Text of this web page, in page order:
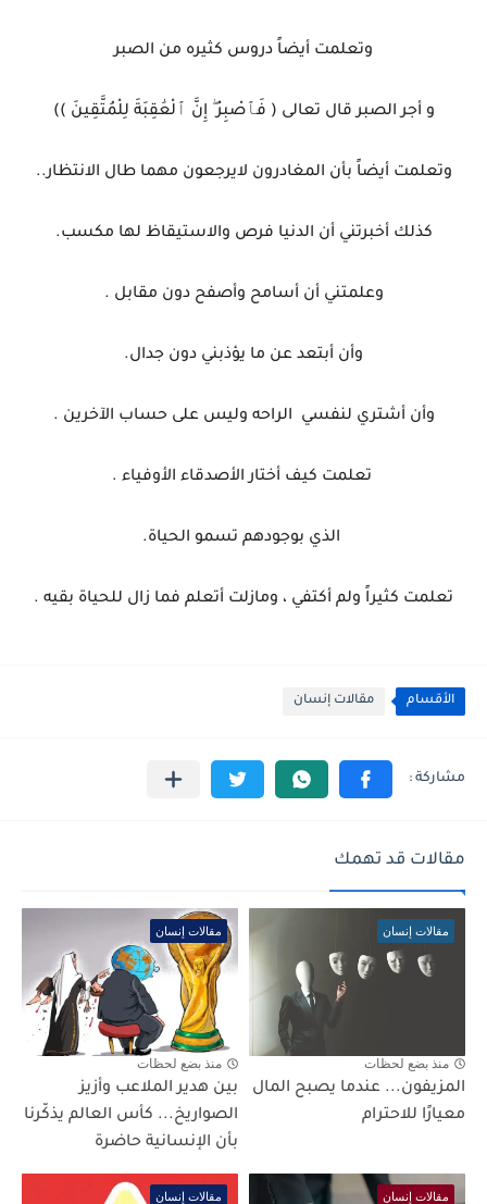
‏وتعلمت أيضاً دروس كثيره من الصبر
‏و أجر الصبر قال تعالى ( فَٱصْبِرْ ۖ إِنَّ ٱلْعَٰقِبَةَ لِلْمُتَّقِينَ ))
‏وتعلمت أيضاً بأن المغادرون لايرجعون مهما طال الانتظار..
‏كذلك أخبرتني أن الدنيا فرص والاستيقاظ لها مكسب.
‏وعلمتني أن أسامح وأصفح دون مقابل .
‏وأن أبتعد عن ما يؤذبني دون جدال.
‏وأن أشتري لنفسي الراحه وليس على حساب الآخرين .
‏ تعلمت كيف أختار الأصدقاء الأوفياء .
‏ الذي بوجودهم تسمو الحياة.
‏تعلمت كثيراً ولم أكتفي ، ومازلت أتعلم فما زال للحياة بقيه .
الأقسام مقالات إنسان
مقالات قد تهمك
مقالات إنسان
منذ بضع لحظات
المزيفون... عندما يصبح المال
معيارًا للاحترام
مقالات إنسان
منذ بضع لحظات
بين هدير الملاعب وأزيز
الصواريخ... كأس العالم يذكّرنا
بأن الإنسانية حاضرة
مقالات إنسان مقالات إنسان